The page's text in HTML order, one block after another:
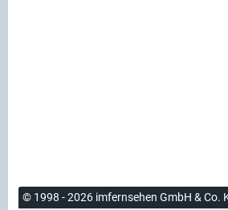
© 1998 - 2026 imfernsehen GmbH & Co.